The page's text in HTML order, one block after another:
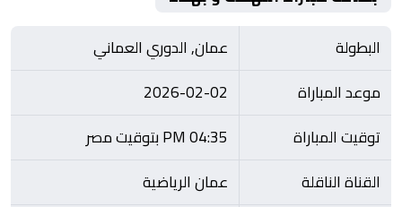
البطولة
عمان, الدوري العماني
موعد المباراة
2026-02-02
توقيت المباراة
04:35 PM بتوقيت مصر
القناة الناقلة
عمان الرياضية